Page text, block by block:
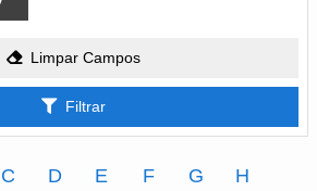
Limpar Campos
Filtrar
C D E F G
H